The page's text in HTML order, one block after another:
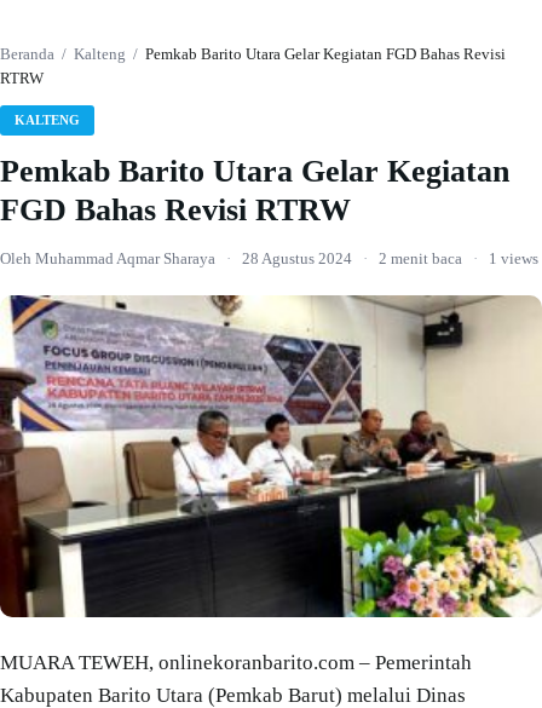
Beranda / Kalteng / Pemkab Barito Utara Gelar Kegiatan FGD Bahas Revisi
RTRW
KALTENG
Pemkab Barito Utara Gelar Kegiatan
FGD Bahas Revisi RTRW
Oleh Muhammad Aqmar Sharaya · 28 Agustus 2024 · 2 menit baca · 1 views
MUARA TEWEH, onlinekoranbarito.com – Pemerintah
Kabupaten Barito Utara (Pemkab Barut) melalui Dinas